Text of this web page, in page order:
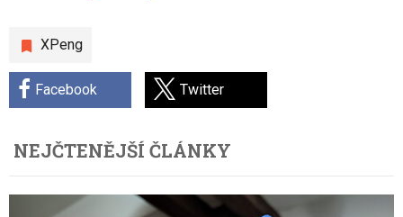
XPeng
Facebook Twitter
NEJČTENĚJŠÍ ČLÁNKY